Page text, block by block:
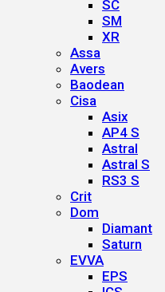
SC
SM
XR
Assa
Avers
Baodean
Cisa
Asix
AP4 S
Astral
Astral S
RS3 S
Crit
Dom
Diamant
Saturn
EVVA
EPS